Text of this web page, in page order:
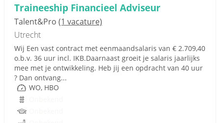
Traineeship Financieel Adviseur
Talent&Pro (1 vacature)
Utrecht
Wij Een vast contract met eenmaandsalaris van € 2.709,40
o.b.v. 36 uur incl. IKB.Daarnaast groeit je salaris jaarlijks
mee met je ontwikkeling. Heb jij een opdracht van 40 uur
? Dan ontvang...
WO, HBO